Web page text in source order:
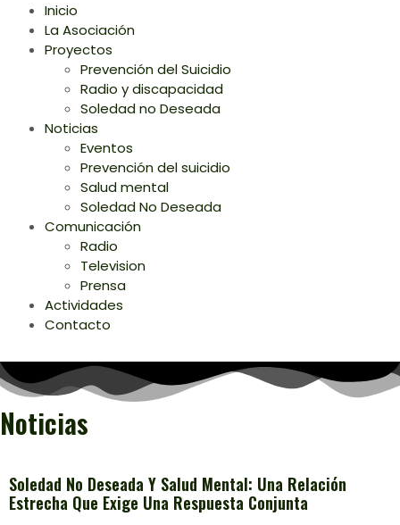
Inicio
La Asociación
Proyectos
Prevención del Suicidio
Radio y discapacidad
Soledad no Deseada
Noticias
Eventos
Prevención del suicidio
Salud mental
Soledad No Deseada
Comunicación
Radio
Television
Prensa
Actividades
Contacto
Noticias
Soledad No Deseada Y Salud Mental: Una Relación
Estrecha Que Exige Una Respuesta Conjunta